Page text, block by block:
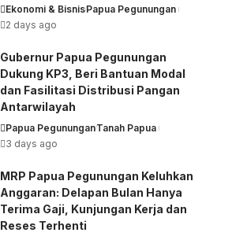
Ekonomi & BisnisPapua Pegunungan
2 days ago
Gubernur Papua Pegunungan
Dukung KP3, Beri Bantuan Modal
dan Fasilitasi Distribusi Pangan
Antarwilayah
Papua PegununganTanah Papua
3 days ago
MRP Papua Pegunungan Keluhkan
Anggaran: Delapan Bulan Hanya
Terima Gaji, Kunjungan Kerja dan
Reses Terhenti